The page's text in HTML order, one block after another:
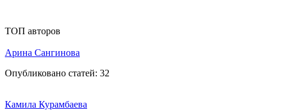
ТОП авторов
Арина Сангинова
Опубликовано статей: 32
Камила Курамбаева